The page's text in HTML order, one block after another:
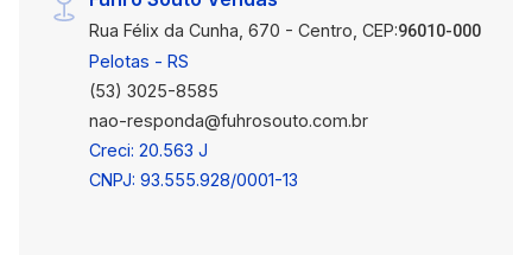
Rua Félix da Cunha, 670 - Centro, CEP:96010-000
Pelotas - RS
(53) 3025-8585
nao-responda@fuhrosouto.com.br
Creci: 20.563 J
CNPJ: 93.555.928/0001-13